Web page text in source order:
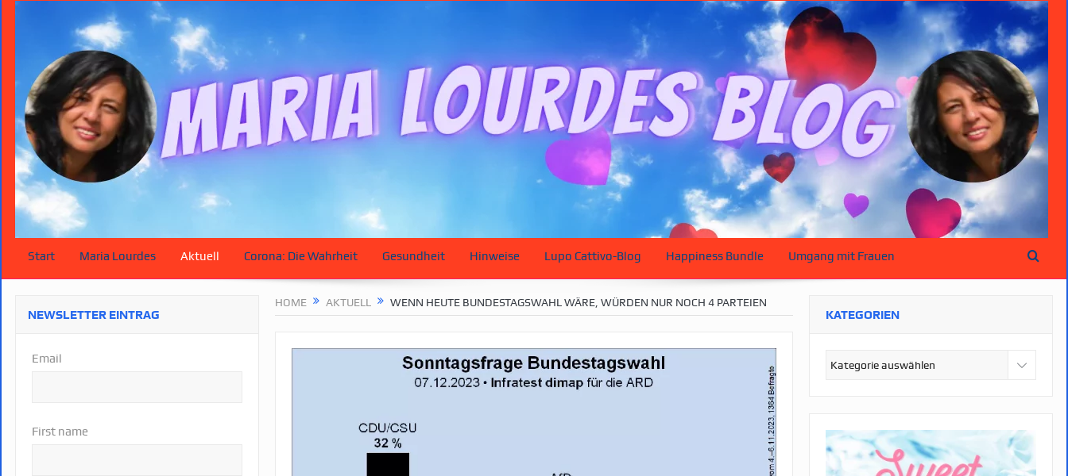
Start Maria Lourdes Aktuell Corona: Die Wahrheit Gesundheit Hinweise Lupo Cattivo-Blog Happiness Bundle Umgang mit Frauen
HOME AKTUELL WENN HEUTE BUNDESTAGSWAHL WÄRE, WÜRDEN NUR NOCH 4 PARTEIEN
NEWSLETTER EINTRAG
Email
First name
KATEGORIEN